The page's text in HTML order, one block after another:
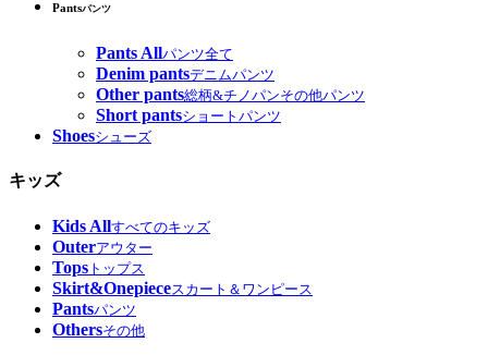
Pantsパンツ
Pants Allパンツ全て
Denim pantsデニムパンツ
Other pants総柄&チノパンその他パンツ
Short pantsショートパンツ
Shoesシューズ
キッズ
Kids Allすべてのキッズ
Outerアウター
Tops トップス
Skirt&Onepieceスカート＆ワンピース
Pantsパンツ
Othersその他